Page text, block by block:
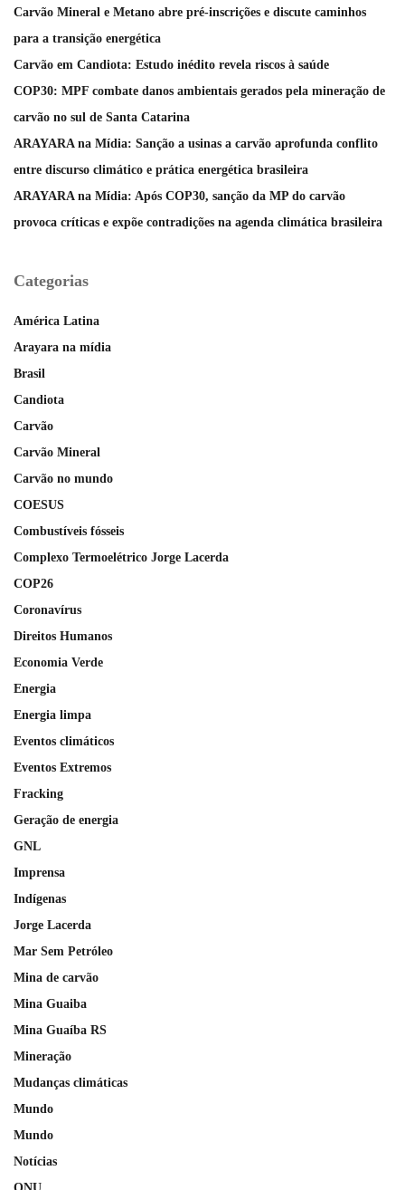
Carvão Mineral e Metano abre pré-inscrições e discute caminhos
para a transição energética
Carvão em Candiota: Estudo inédito revela riscos à saúde
COP30: MPF combate danos ambientais gerados pela mineração de
carvão no sul de Santa Catarina
ARAYARA na Mídia: Sanção a usinas a carvão aprofunda conflito
entre discurso climático e prática energética brasileira
ARAYARA na Mídia: Após COP30, sanção da MP do carvão
provoca críticas e expõe contradições na agenda climática brasileira
Categorias
América Latina
Arayara na mídia
Brasil
Candiota
Carvão
Carvão Mineral
Carvão no mundo
COESUS
Combustíveis fósseis
Complexo Termoelétrico Jorge Lacerda
COP26
Coronavírus
Direitos Humanos
Economia Verde
Energia
Energia limpa
Eventos climáticos
Eventos Extremos
Fracking
Geração de energia
GNL
Imprensa
Indígenas
Jorge Lacerda
Mar Sem Petróleo
Mina de carvão
Mina Guaiba
Mina Guaíba RS
Mineração
Mudanças climáticas
Mundo
Mundo
Notícias